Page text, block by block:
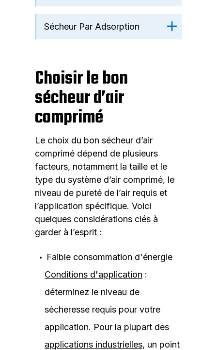
Sécheur Par Adsorption
Choisir le bon
sécheur d’air
comprimé
Le choix du bon sécheur d’air
comprimé dépend de plusieurs
facteurs, notamment la taille et le
type du système d’air comprimé, le
niveau de pureté de l’air requis et
l’application spécifique. Voici
quelques considérations clés à
garder à l’esprit :
Faible consommation d'énergie
Conditions d'application :
déterminez le niveau de
sécheresse requis pour votre
application. Pour la plupart des
applications industrielles, un point